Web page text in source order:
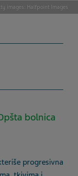
images: Halfpoint Images
bolnica
progresivna